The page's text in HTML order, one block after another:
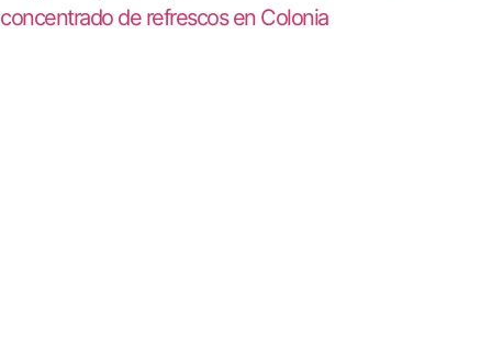
concentrado de refrescos en Colonia